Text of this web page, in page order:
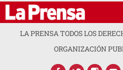
LA PRENSA TODOS LOS
ORGANIZACIÓN